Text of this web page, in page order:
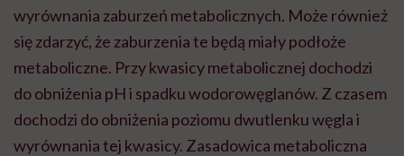
wyrównania zaburzeń metabolicznych. Może również
się zdarzyć, że zaburzenia te będą miały podłoże
metaboliczne. Przy kwasicy metabolicznej dochodzi
do obniżenia pH i spadku wodorowęglanów. Z czasem
dochodzi do obniżenia poziomu dwutlenku węgla i
wyrównania tej kwasicy. Zasadowica metaboliczna